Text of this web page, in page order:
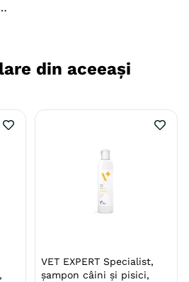
din aceeași
VET EXPERT Specialist,
șampon câini și pisici,